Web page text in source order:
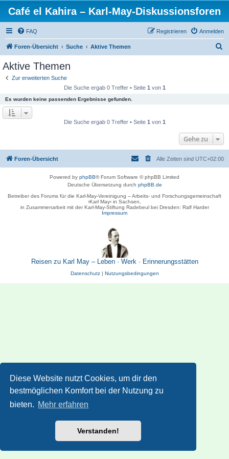
Diese Website nutzt Cookies, um dir den
bestmöglichen Komfort bei der Nutzung zu
bieten. Mehr erfahren
Verstanden!
Café el Kahira – Karl-May-Diskussionsforen
FAQ Anmelden
Registrieren
Foren-Übersicht Suche Aktive Themen
Aktive Themen
Zur erweiterten Suche
Die Suche ergab 0 Treffer • Seite 1 von 1
Es wurden keine passenden Ergebnisse gefunden.
Die Suche ergab 0 Treffer • Seite 1 von 1
Gehe zu
Foren-Übersicht Alle Zeiten sind UTC+02:00
Powered by phpBB® Forum Software © phpBB Limited
Deutsche Übersetzung durch phpBB.de
Betreiber des Forums für die Karl-May-Vereinigung – Arbeits- und Forschungsgemeinschaft
›Karl May‹ in Sachsen,
in Zusammenarbeit mit der Karl-May-Stiftung Radebeul bei Dresden: Ralf Harder
Impressum
Reisen zu Karl May – Leben · Werk · Erinnerungsstätten
Datenschutz| Nutzungsbedingungen